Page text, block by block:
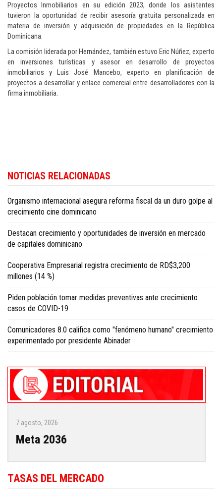
Proyectos Inmobiliarios en su edición 2023, donde los asistentes
tuvieron la oportunidad de recibir asesoría gratuita personalizada en
materia de inversión y adquisición de propiedades en la República
Dominicana.
La comisión liderada por Hernández, también estuvo Eric Núñez, experto
en inversiones turísticas y asesor en desarrollo de proyectos
inmobiliarios y Luis José Mancebo, experto en planificación de
proyectos a desarrollar y enlace comercial entre desarrolladores con la
firma inmobiliaria.
Republic news in English.
NOTICIAS RELACIONADAS
Organismo internacional asegura reforma fiscal da un duro golpe al
crecimiento cine dominicano
Destacan crecimiento y oportunidades de inversión en mercado
de capitales dominicano
Cooperativa Empresarial registra crecimiento de RD$3,200
millones (14 %)
Piden población tomar medidas preventivas ante crecimiento
casos de COVID-19
Comunicadores 8.0 califica como "fenómeno humano" crecimiento
experimentado por presidente Abinader
7 agosto, 2026
Meta 2036
TASAS DEL MERCADO